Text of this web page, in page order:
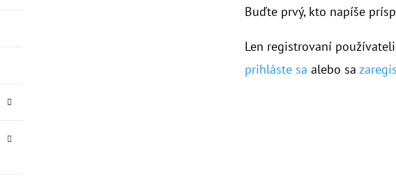
Buďte prvý, kto napíše
Len registrovaní
prihláste sa alebo sa